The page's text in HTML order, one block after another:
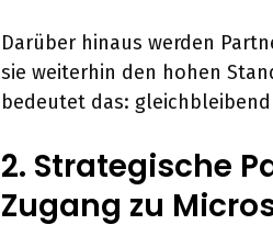
Darüber hinaus werden
sie weiterhin den hohen
bedeutet das:
2. Strategische
Zugang zu